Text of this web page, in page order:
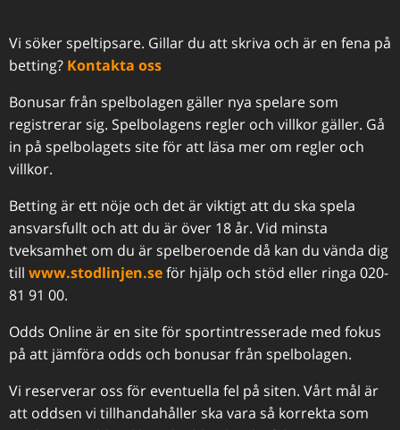
Vi söker speltipsare. Gillar du att skriva och är en fena på
betting? Kontakta oss
Bonusar från spelbolagen gäller nya spelare som
registrerar sig. Spelbolagens regler och villkor gäller. Gå
in på spelbolagets site för att läsa mer om regler och
villkor.
Betting är ett nöje och det är viktigt att du ska spela
ansvarsfullt och att du är över 18 år. Vid minsta
tveksamhet om du är spelberoende då kan du vända dig
till www.stodlinjen.seför hjälp och stöd eller ringa 020-
81 91 00.
Odds Online är en site för sportintresserade med fokus
på att jämföra odds och bonusar från spelbolagen.
Vi reserverar oss för eventuella fel på siten. Vårt mål är
att oddsen vi tillhandahåller ska vara så korrekta som